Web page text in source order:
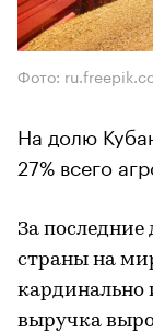
Фото:
На долю
27% всего
За последние
страны на
кардинально
выручка